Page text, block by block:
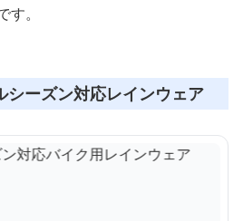
。
シーズン対応レインウェア